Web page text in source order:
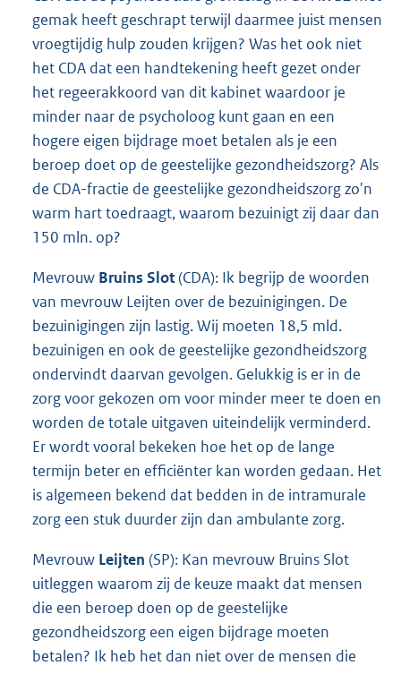
gemak heeft geschrapt terwijl daarmee juist mensen
vroegtijdig hulp zouden krijgen? Was het ook niet
het CDA dat een handtekening heeft gezet onder
het regeerakkoord van dit kabinet waardoor je
minder naar de psycholoog kunt gaan en een
hogere eigen bijdrage moet betalen als je een
beroep doet op de geestelijke gezondheidszorg? Als
de CDA-fractie de geestelijke gezondheidszorg zo'n
warm hart toedraagt, waarom bezuinigt zij daar dan
150 mln. op?
Mevrouw Bruins Slot(CDA): Ik begrijp de woorden
van mevrouw Leijten over de bezuinigingen. De
bezuinigingen zijn lastig. Wij moeten 18,5 mld.
bezuinigen en ook de geestelijke gezondheidszorg
ondervindt daarvan gevolgen. Gelukkig is er in de
zorg voor gekozen om voor minder meer te doen en
worden de totale uitgaven uiteindelijk verminderd.
Er wordt vooral bekeken hoe het op de lange
termijn beter en efficiënter kan worden gedaan. Het
is algemeen bekend dat bedden in de intramurale
zorg een stuk duurder zijn dan ambulante zorg.
Mevrouw Leijten (SP): Kan mevrouw Bruins Slot
uitleggen waarom zij de keuze maakt dat mensen
die een beroep doen op de geestelijke
gezondheidszorg een eigen bijdrage moeten
betalen? Ik heb het dan niet over de mensen die